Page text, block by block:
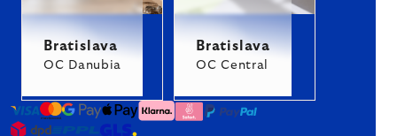
Bratislava
OC Danubia
Bratislava
OC Central